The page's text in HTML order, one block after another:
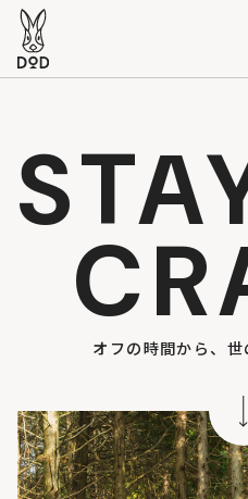
オフの時間から、世